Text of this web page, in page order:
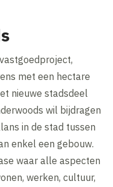
met een hectare
nieuwe stadsdeel
wil bijdragen
in de stad tussen
enkel een gebouw.
waar alle aspecten
werken, cultuur,